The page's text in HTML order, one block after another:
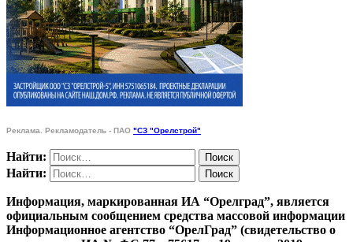
Реклама. Рекламодатель - ПАО "СЗ "Орелстрой"
Найти:
Найти:
Информация, маркированная ИА “Орелград”, является
официальным сообщением средства массовой информации
Информационное агентство “ОрелГрад” (свидетельство о